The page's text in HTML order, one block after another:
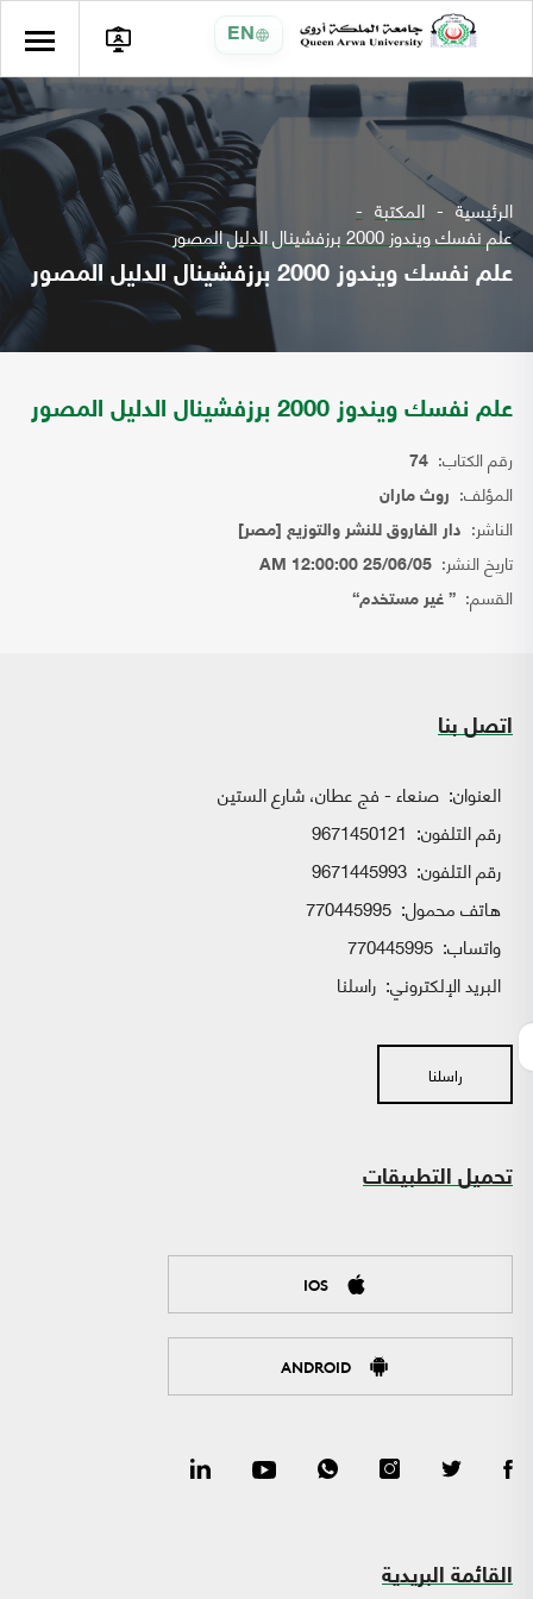
EN
الرئيسية المكتبة
علم نفسك ويندوز 2000 برزفشينال الدليل المصور
علم نفسك ويندوز 2000 برزفشينال الدليل المصور
علم نفسك ويندوز 2000 برزفشينال الدليل المصور
رقم الكتاب: 74
المؤلف: روث ماران
الناشر: دار الفاروق للنشر والتوزيع [مصر]
تاريخ النشر: 25/06/05 12:00:00 AM
القسم: { غير مستخدم}
اتصل بنا
العنوان: صنعاء - فج عطان، شارع الستين
رقم التلفون: 9671450121
رقم التلفون: 9671445993
هاتف محمول: 770445995
واتساب:
البريد الإلكتروني: راسلنا
راسلنا
تحميل التطبيقات
IOS
ANDROID
القائمة البريدية